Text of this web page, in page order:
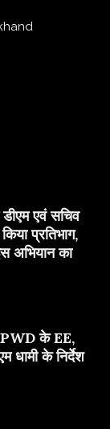
एवं सचिव
प्रतिभाग,
अभियान का
PWD के EE,
धामी के निर्देश